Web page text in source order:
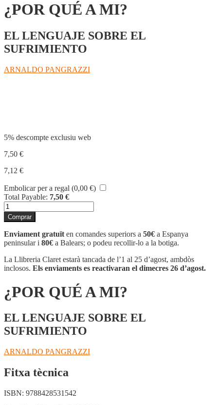
¿POR QUÉ A MI?
EL LENGUAJE SOBRE EL
SUFRIMIENTO
ARNALDO PANGRAZZI
5% descompte exclusiu web
7,50 €
7,12 €
Embolicar per a regal (0,00 €)
Total Payable: 7,50 €
quantitat
de
¿POR
QUÉ
A
MI?
Comprar
Enviament gratuït en comandes superiors a 50€ a Espanya
peninsular i 80€ a Balears; o podeu recollir-lo a la botiga.
La Llibreria Claret estarà tancada de l’1 al 25 d’agost, ambdòs
inclosos. Els enviaments es reactivaran el dimecres 26 d’agost.
¿POR QUÉ A MI?
EL LENGUAJE SOBRE EL
SUFRIMIENTO
ARNALDO PANGRAZZI
Fitxa tècnica
ISBN: 9788428531542